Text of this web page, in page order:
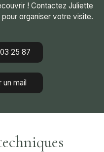
! Contactez Juliette
organiser votre visite.
25 87
un mail